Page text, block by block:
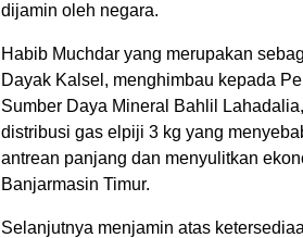
dijamin oleh negara.
Habib Muchdar yang merupakan
Dayak Kalsel, menghimbau kepada
Sumber Daya Mineral Bahlil
distribusi gas elpiji 3 kg yang
antrean panjang dan menyulitkan
Banjarmasin Timur.
Selanjutnya menjamin atas